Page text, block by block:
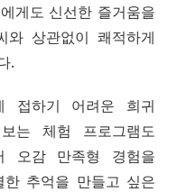
게도 신선한 즐거움을
와 상관없이 쾌적하게
.
접하기 어려운 희귀
는 체험 프로그램도
오감 만족형 경험을
추억을 만들고 싶은